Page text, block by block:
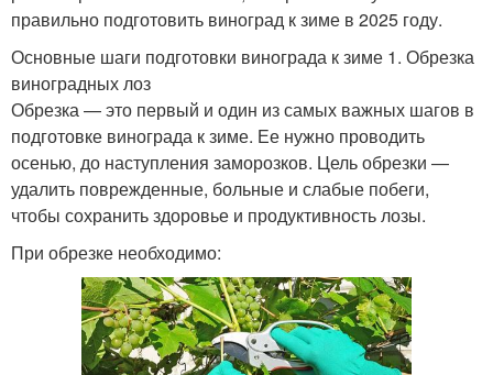
правильно подготовить виноград к зиме в 2025 году.
Основные шаги подготовки винограда к зиме 1. Обрезка
виноградных лоз
Обрезка — это первый и один из самых важных шагов в
подготовке винограда к зиме. Ее нужно проводить
осенью, до наступления заморозков. Цель обрезки —
удалить поврежденные, больные и слабые побеги,
чтобы сохранить здоровье и продуктивность лозы.
При обрезке необходимо: